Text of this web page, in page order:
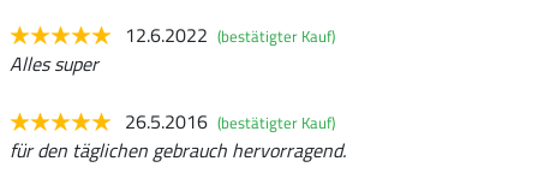
12.6.2022 (bestätigter Kauf)
Alles super
26.5.2016 (bestätigter Kauf)
für den täglichen gebrauch hervorragend.